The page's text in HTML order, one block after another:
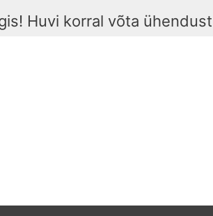
Huvi korral võta